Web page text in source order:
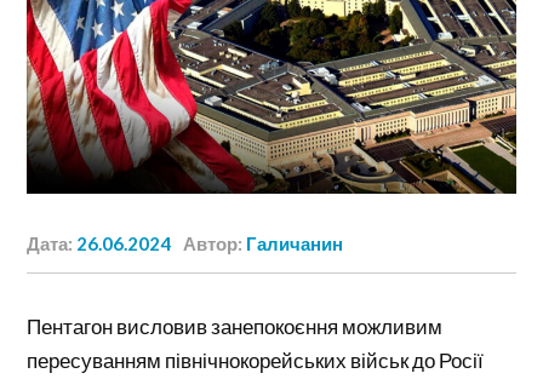
Дата: 26.06.2024 Автор: Галичанин
Пентагон висловив занепокоєння можливим
пересуванням північнокорейських військ до Росії